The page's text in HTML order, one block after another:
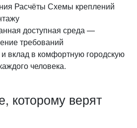
Расчёты Схемы креплений
доступная среда —
требований
и вклад в комфортную городскую
человека.
которому верят